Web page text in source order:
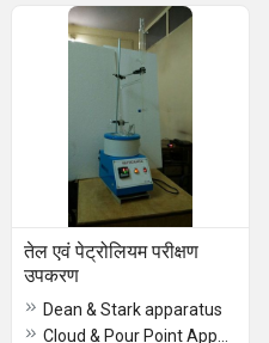
तेल एवं पेट्रोलियम परीक्षण
उपकरण
Dean & Stark apparatus